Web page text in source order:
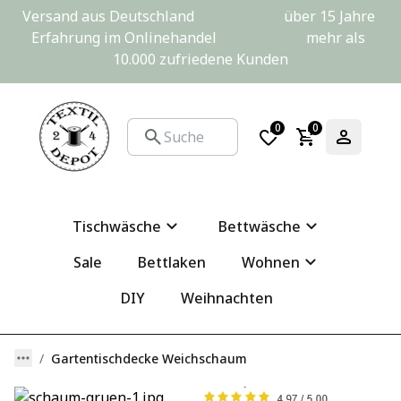
Versand aus Deutschland                         über 15 Jahre
Erfahrung im Onlinehandel                         mehr als
10.000 zufriedene Kunden
0 0
Tischwäsche
Bettwäsche
Sale
Bettlaken
Wohnen
DIY
Weihnachten
Gartentischdecke Weichschaum